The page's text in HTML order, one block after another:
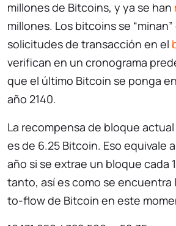
millones de Bitcoins, y ya se han
millones. Los bitcoins se
solicitudes de transacción en el
verifican en un cronograma
que el último Bitcoin se ponga
año 2140.
La recompensa de bloque
es de 6.25 Bitcoin. Eso equivale
año si se extrae un bloque cada
tanto, así es como se encuentra
to-flow de Bitcoin en este